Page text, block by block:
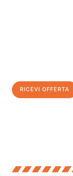
RICEVI OFFERTA